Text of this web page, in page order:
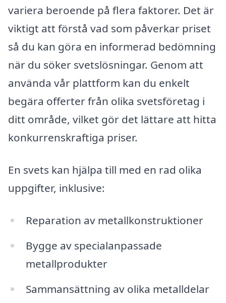
variera beroende på flera faktorer. Det är
viktigt att förstå vad som påverkar priset
så du kan göra en informerad bedömning
när du söker svetslösningar. Genom att
använda vår plattform kan du enkelt
begära offerter från olika svetsföretag i
ditt område, vilket gör det lättare att hitta
konkurrenskraftiga priser.
En svets kan hjälpa till med en rad olika
uppgifter, inklusive:
Reparation av metallkonstruktioner
Bygge av specialanpassade
metallprodukter
Sammansättning av olika metalldelar